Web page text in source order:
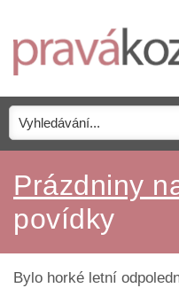
Prázdniny
povídky
Bylo horké letní